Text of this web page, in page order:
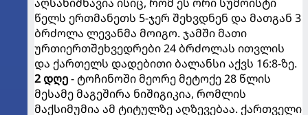
აღსანიშნავია ისიც, რომ ეს ორი სუმოისტი
წელს ერთმანეთს 5-ჯერ შეხვდნენ და მათგან 3
ბრძოლა ლევანმა მოიგო. ჯამში მათი
ურთიერთშეხვედრები 24 ბრძოლას ითვლის
და ქართელს დადებითი ბალანსი აქვს 16:8-ზე.
2 დღე- ტოჩინოში მეორე მეტოქე 28 წლის
მესამე მაგეშირა ნიშიგიკია, რომლის
მაქსიმუმია ამ ტიტულზე აღზევებაა. ქართველი